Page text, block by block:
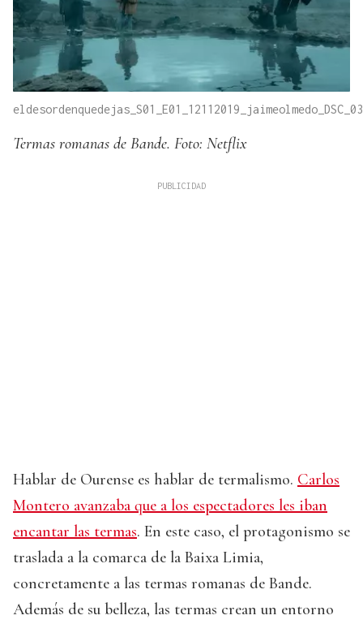
Termas romanas de Bande. Foto: Netflix
Hablar de Ourense es hablar de termalismo. Carlos
Montero avanzaba que a los espectadores les iban
encantar las termas. En este caso, el protagonismo se
traslada a la comarca de la Baixa Limia,
concretamente a las termas romanas de Bande.
Además de su belleza, las termas crean un entorno